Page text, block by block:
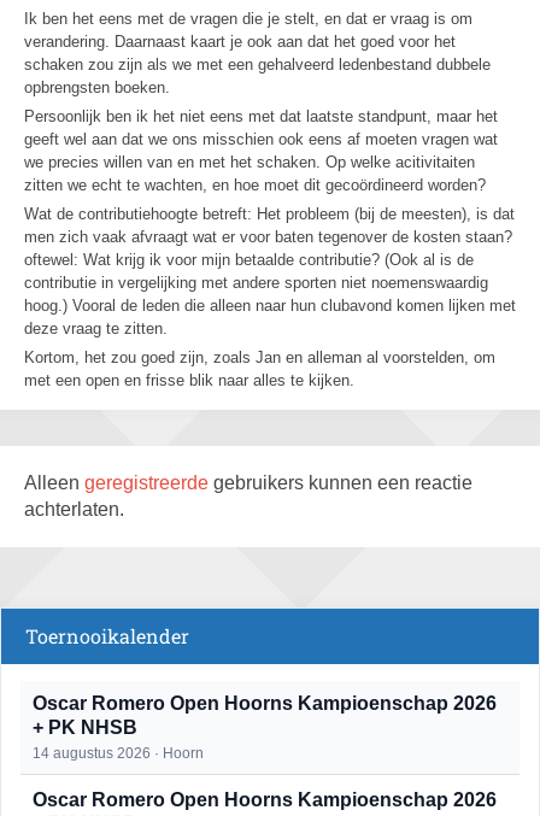
Ik ben het eens met de vragen die je stelt, en dat er vraag is om
verandering. Daarnaast kaart je ook aan dat het goed voor het
schaken zou zijn als we met een gehalveerd ledenbestand dubbele
opbrengsten boeken.
Persoonlijk ben ik het niet eens met dat laatste standpunt, maar het
geeft wel aan dat we ons misschien ook eens af moeten vragen wat
we precies willen van en met het schaken. Op welke acitivitaiten
zitten we echt te wachten, en hoe moet dit gecoördineerd worden?
Wat de contributiehoogte betreft: Het probleem (bij de meesten), is dat
men zich vaak afvraagt wat er voor baten tegenover de kosten staan?
oftewel: Wat krijg ik voor mijn betaalde contributie? (Ook al is de
contributie in vergelijking met andere sporten niet noemenswaardig
hoog.) Vooral de leden die alleen naar hun clubavond komen lijken met
deze vraag te zitten.
Kortom, het zou goed zijn, zoals Jan en alleman al voorstelden, om
met een open en frisse blik naar alles te kijken.
Alleen geregistreerde gebruikers kunnen een reactie
achterlaten.
Toernooikalender
Oscar Romero Open Hoorns Kampioenschap 2026
+ PK NHSB
14 augustus 2026 · Hoorn
Oscar Romero Open Hoorns Kampioenschap 2026